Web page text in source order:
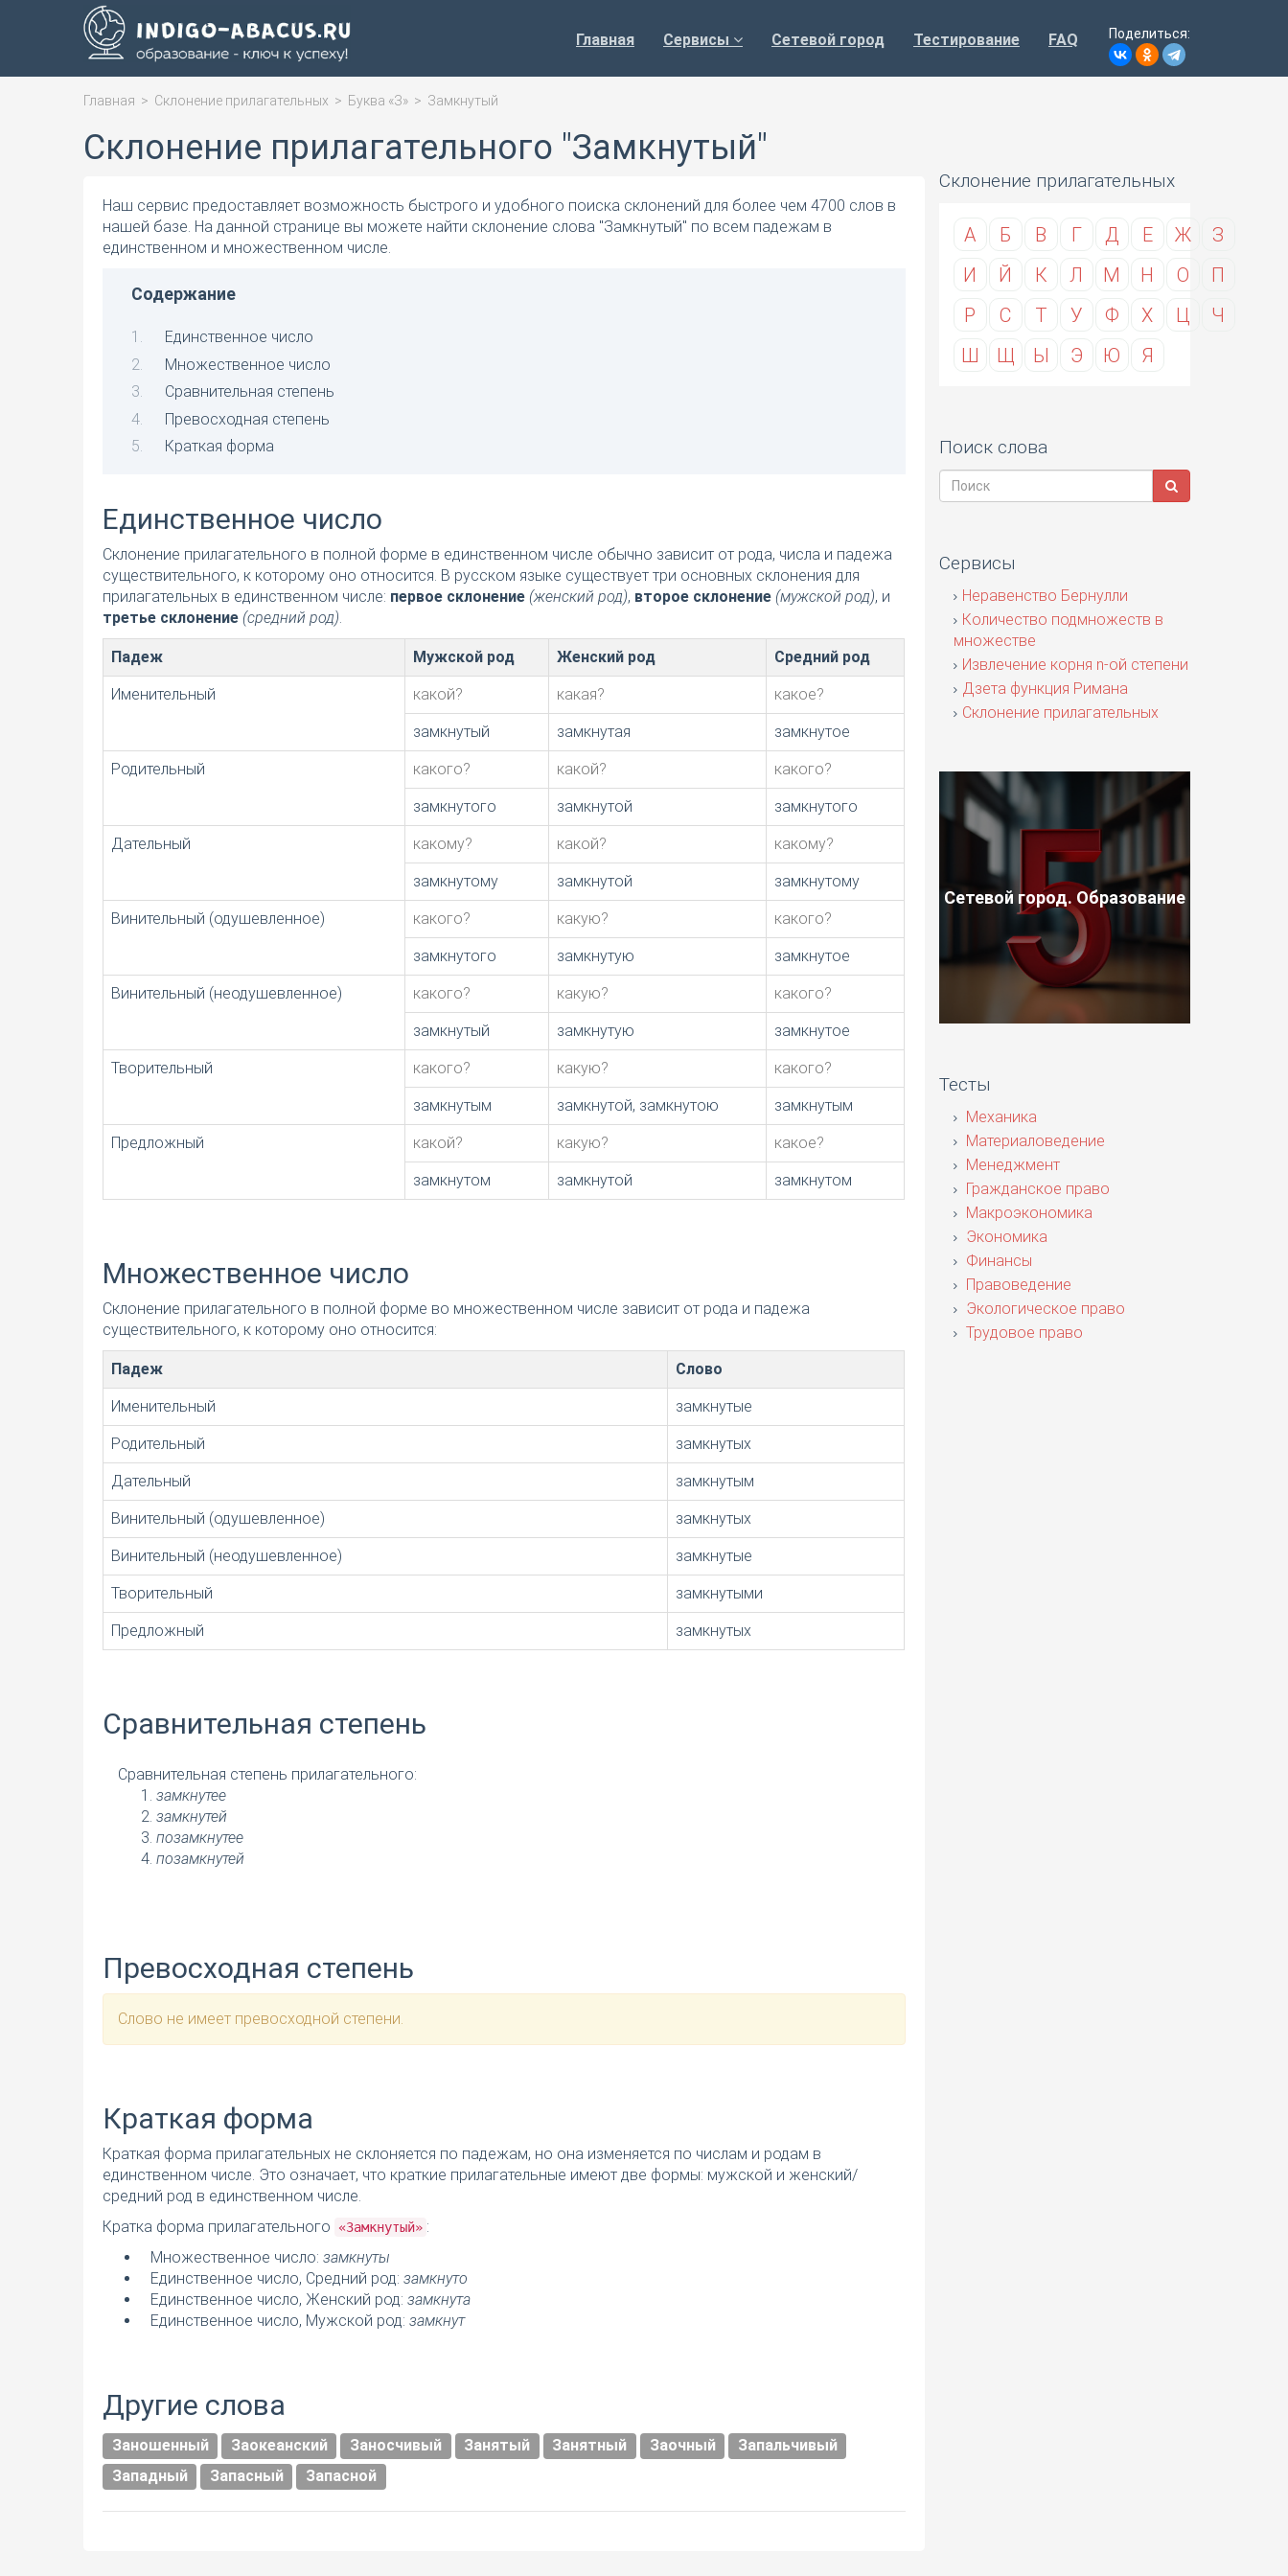
Главная Сервисы Сетевой город Тестирование FAQ Поделиться:
Главная > Склонение прилагательных > Буква «З» > Замкнутый
Склонение прилагательного "Замкнутый"
Наш сервис предоставляет возможность быстрого и удобного поиска склонений для более чем 4700 слов в
нашей базе. На данной странице вы можете найти склонение слова "Замкнутый" по всем падежам в
единственном и множественном числе.
Содержание
Единственное число
Множественное число
Сравнительная степень
Превосходная степень
Краткая форма
Единственное число
Склонение прилагательного в полной форме в единственном числе обычно зависит от рода, числа и падежа
существительного, к которому оно относится. В русском языке существует три основных склонения для
прилагательных в единственном числе: первое склонение (женский род), второе склонение (мужской род), и
третье склонение (средний род).
Падеж Мужской род Женский род Средний род
Именительный какой? какая? какое?
замкнутый замкнутая замкнутое
Родительный какого? какой? какого?
замкнутого замкнутой замкнутого
Дательный какому? какой? какому?
замкнутому замкнутой замкнутому
Винительный (одушевленное) какого? какую? какого?
замкнутого замкнутую замкнутое
Винительный (неодушевленное) какого? какую? какого?
замкнутый замкнутую замкнутое
Творительный какого? какую? какого?
замкнутым замкнутой, замкнутою замкнутым
Предложный какой? какую? какое?
замкнутом замкнутой замкнутом
Множественное число
Склонение прилагательного в полной форме во множественном числе зависит от рода и падежа
существительного, к которому оно относится:
Падеж Слово
Именительный замкнутые
Родительный замкнутых
Дательный замкнутым
Винительный (одушевленное) замкнутых
Винительный (неодушевленное) замкнутые
Творительный замкнутыми
Предложный замкнутых
Сравнительная степень
Сравнительная степень прилагательного:
замкнутее
замкнутей
позамкнутее
позамкнутей
Превосходная степень
Слово не имеет превосходной степени.
Краткая форма
Краткая форма прилагательных не склоняется по падежам, но она изменяется по числам и родам в
единственном числе. Это означает, что краткие прилагательные имеют две формы: мужской и женский/
средний род в единственном числе.
Кратка форма прилагательного
«Замкнутый» :
Множественное число: замкнуты
Единственное число, Средний род: замкнуто
Единственное число, Женский род: замкнута
Единственное число, Мужской род: замкнут
Другие слова
Заношенный Заокеанский Заносчивый Занятый Занятный Заочный
Запальчивый
Западный
Запасный Запасной
Склонение прилагательных
А Б В Г Д Е Ж
З
И
Й К Л М Н О
П
Р
С Т У Ф Х Ц
Ч
Ш
Щ Ы Э Ю Я
Поиск слова
Сервисы
Неравенство Бернулли
Количество подмножеств в
множестве
Извлечение корня n-ой степени
Дзета функция Римана
Склонение прилагательных
Сетевой город. Образование
Тесты
Механика
Материаловедение
Менеджмент
Гражданское право
Макроэкономика
Экономика
Финансы
Правоведение
Экологическое право
Трудовое право